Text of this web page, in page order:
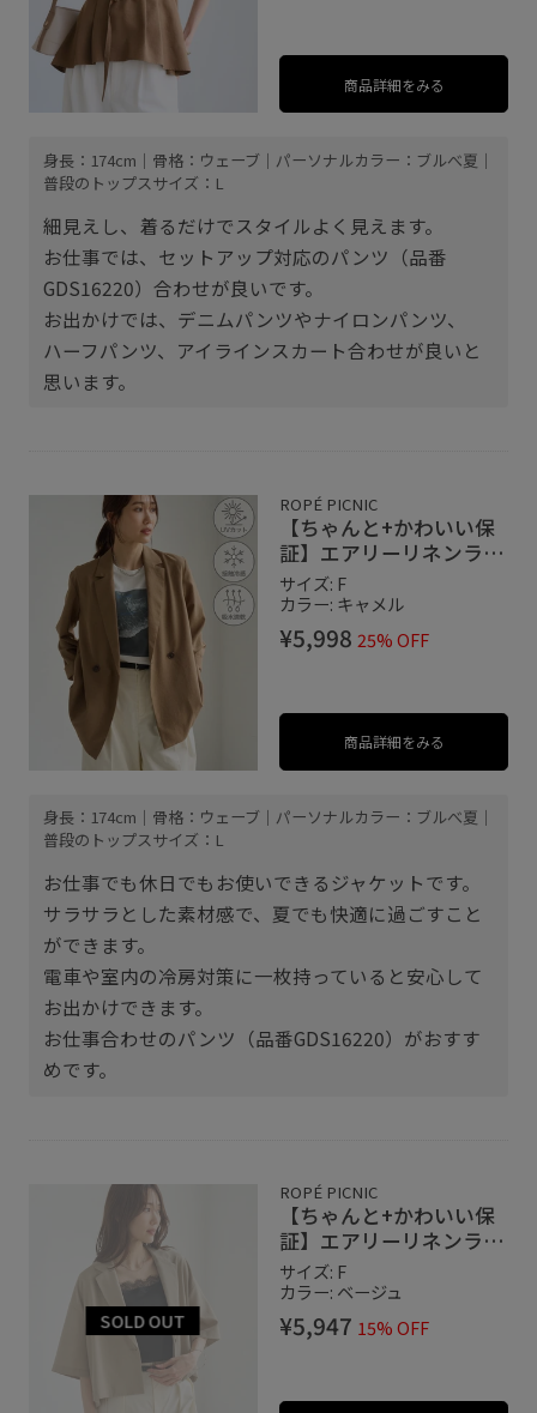
商品詳細をみる
身長：174cm｜骨格：ウェーブ｜パーソナルカラー：ブルべ夏｜
普段のトップスサイズ：L
細見えし、着るだけでスタイルよく見えます。
お仕事では、セットアップ対応のパンツ（品番
GDS16220）合わせが良いです。
お出かけでは、デニムパンツやナイロンパンツ、
ハーフパンツ、アイラインスカート合わせが良いと
思います。
ROPÉ PICNIC
【ちゃんと+かわいい保
証】エアリーリネンライ
ク ダブルジャケット/接
触冷感・UVカット・速
乾
サイズ: F
カラー: キャメル
¥5,998 25% OFF
商品詳細をみる
身長：174cm｜骨格：ウェーブ｜パーソナルカラー：ブルべ夏｜
普段のトップスサイズ：L
お仕事でも休日でもお使いできるジャケットです。
サラサラとした素材感で、夏でも快適に過ごすこと
ができます。
電車や室内の冷房対策に一枚持っていると安心して
お出かけできます。
お仕事合わせのパンツ（品番GDS16220）がおすす
めです。
ROPÉ PICNIC
【ちゃんと+かわいい保
証】エアリーリネンライ
ク ハーフスリーブジャケ
ット/接触冷感・UVカッ
ト・速乾
サイズ: F
カラー: ベージュ
¥5,947 15% OFF